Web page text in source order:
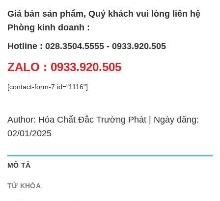
Giá bán sản phẩm, Quý khách vui lòng liên hệ
Phòng kinh doanh :
Hotline : 028.3504.5555 - 0933.920.505
ZALO : 0933.920.505
[contact-form-7 id="1116"]
Author: Hóa Chất Đắc Trường Phát | Ngày đăng:
02/01/2025
MÔ TẢ
TỪ KHÓA